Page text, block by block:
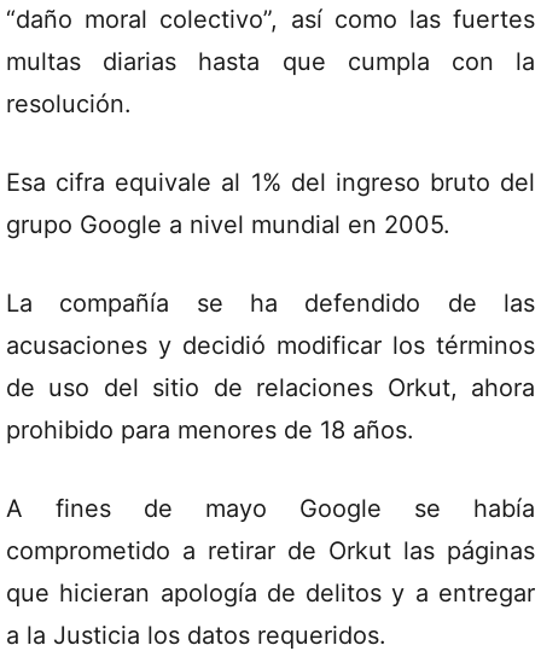
“daño moral colectivo”, así como las fuertes
multas diarias hasta que cumpla con la
resolución.
Esa cifra equivale al 1% del ingreso bruto del
grupo Google a nivel mundial en 2005.
La compañía se ha defendido de las
acusaciones y decidió modificar los términos
de uso del sitio de relaciones Orkut, ahora
prohibido para menores de 18 años.
A fines de mayo Google se había
comprometido a retirar de Orkut las páginas
que hicieran apología de delitos y a entregar
a la Justicia los datos requeridos.